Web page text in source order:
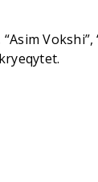
Vokshi”,